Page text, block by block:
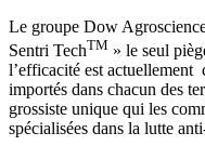
Le groupe Dow
Sentri TechTM » le seul
l’efficacité est actuellement
importés dans chacun des
grossiste unique qui les
spécialisées dans la lutte